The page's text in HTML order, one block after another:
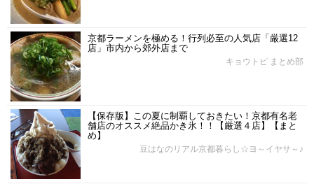
京都ラーメンを極める！行列必至の人気店「厳選12
店」市内から郊外店まで
キョウトピ まとめ部
【保存版】この夏に制覇しておきたい！京都有名老
舗店のオススメ絶品かき氷！！【厳選４店】【まと
め】
豆はなのリアル京都暮らし☆ヨ～イヤサ～♪